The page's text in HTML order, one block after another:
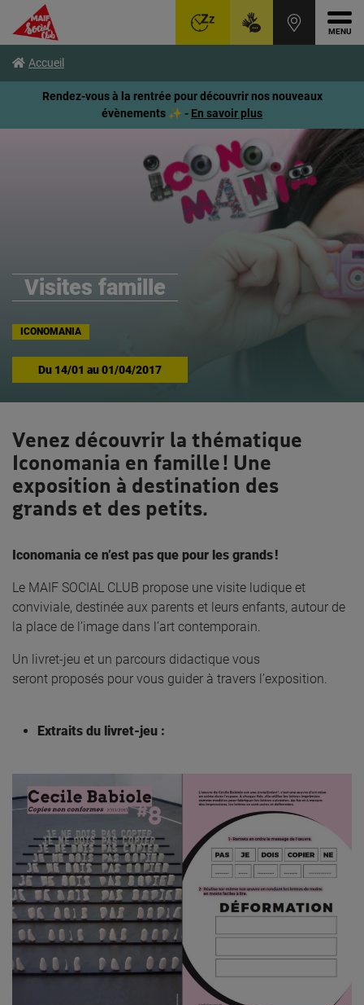
contenu
page
Accueil
Rendez-vous à la rentrée pour découvrir nos nouveaux
évènements ✨ - En savoir plus
Visites famille
ICONOMANIA
Du 14/01 au01/04/2017
Venez découvrir la thématique
Iconomania en famille ! Une
exposition à destination des
grands et des petits.
Iconomania ce n’est pas que pour les grands !
Le MAIF SOCIAL CLUB propose une visite ludique et
conviviale, destinée aux parents et leurs enfants, autour de
la place de l’image dans l’art contemporain.
Un livret-jeu et un parcours didactique vous
seront proposés pour vous guider à travers l’exposition.
Extraits du livret-jeu :